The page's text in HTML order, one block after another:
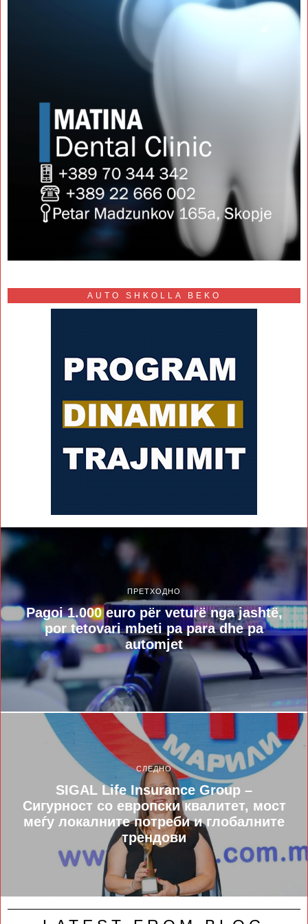
AUTO SHKOLLA BEKO
ПРЕТХОДНО
Pagoi 1.000 euro për veturë nga jashtë,
por tetovari mbeti pa para dhe pa
automjet
СЛЕДНО
SIGAL Life Insurance Group –
Сигурност со европски квалитет, мост
меѓу локалните потреби и глобалните
трендови